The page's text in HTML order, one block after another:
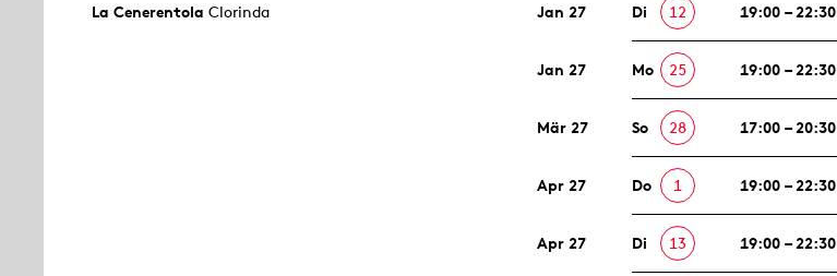
La Cenerentola Clorinda Jan 27 Di 12 19:00 – 22:30
Jan 27 Mo 25 19:00 – 22:30
Mär 27 So 28 17:00 – 20:30
Apr 27 Do 1 19:00 – 22:30
Apr 27 Di 13 19:00 – 22:30